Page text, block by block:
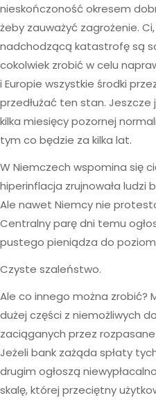
nieskończoność okresem
żeby zauważyć zagrożenie.
nadchodzącą katastrofę są
cokolwiek zrobić w celu
i Europie wszystkie środki
przedłużać ten stan. Jeszcze
kilka miesięcy pozornej
tym co będzie za kilka lat.
W Niemczech wspomina się
hiperinflacja zrujnowała ludzi
Ale nawet Niemcy nie
Centralny parę dni temu
pustego pieniądza do
Czyste szaleństwo.
Ale co innego można zrobić?
dużej części z niemożliwych
zaciąganych przez
Jeżeli bank zażąda spłaty
drugim ogłoszą
skalę, której przeciętny